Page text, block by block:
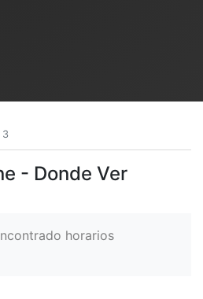
3
- Donde Ver
horarios